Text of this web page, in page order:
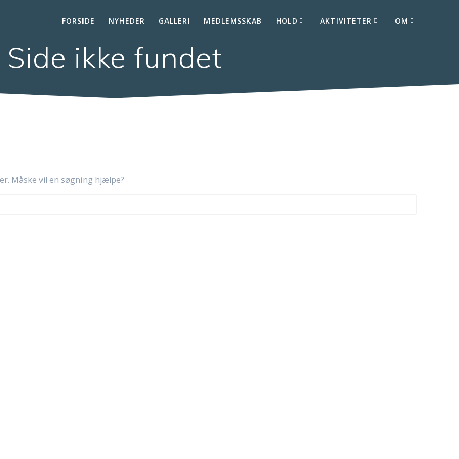
FORSIDE NYHEDER GALLERI MEDLEMSSKAB HOLD AKTIVITETER OM
Side ikke fundet
Måske vil en søgning hjælpe?